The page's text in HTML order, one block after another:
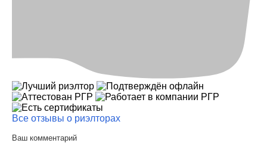
Все отзывы о риэлторах
Ваш комментарий